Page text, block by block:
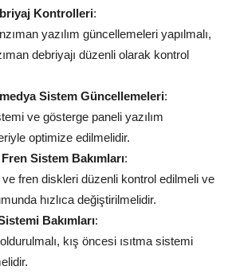
Kontrolleri:
yazılım güncellemeleri yapılmalı,
debriyajı düzenli olarak kontrol
Sistem Güncellemeleri:
ve gösterge paneli yazılım
optimize edilmelidir.
Sistem Bakımları:
fren diskleri düzenli kontrol edilmeli ve
hızlıca değiştirilmelidir.
Bakımları:
kış öncesi ısıtma sistemi